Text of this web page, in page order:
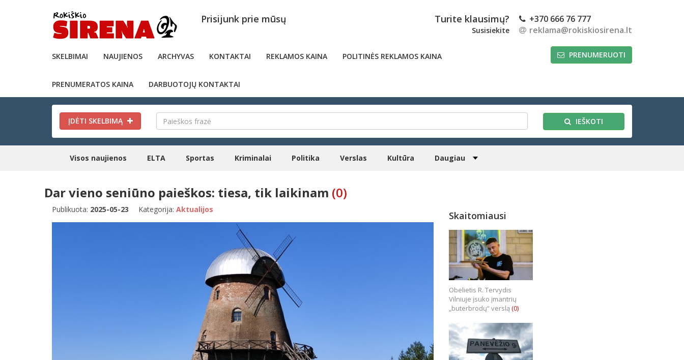
Prisijunk prie mūsų Turite klausimų?
Susisiekite
+370 666 76 777
reklama@rokiskiosirena.lt
SKELBIMAI NAUJIENOS ARCHYVAS KONTAKTAI REKLAMOS KAINA POLITINĖS REKLAMOS KAINA
PRENUMERATOS KAINA DARBUOTOJŲ KONTAKTAI
PRENUMERUOTI
ĮDĖTI SKELBIMĄ IEŠKOTI
Visos naujienos ELTA Sportas Kriminalai Politika Verslas Kultūra Daugiau
Dar vieno seniūno paieškos: tiesa, tik laikinam (0)
Publikuota: 2025-05-23 Kategorija: Aktualijos
Skaitomiausi
Obelietis R. Tervydis
Vilniuje įsuko įmantrių
„buterbrodų“ verslą (0)